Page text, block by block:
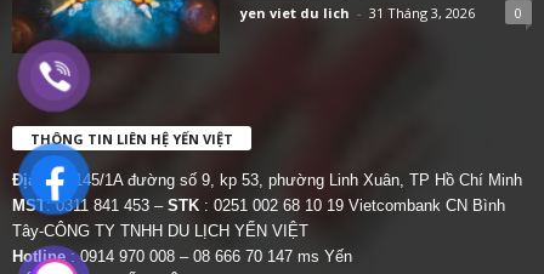
yen viet du lich - 31 Tháng 3, 2026 0
THÔNG TIN LIÊN HỆ YẾN VIỆT
Địa chỉ:
145/1A đường số 9, kp 53, phường Linh Xuân, TP Hồ Chí Minh
MST: 0311 841 453 – STK : 0251 002 68 10 19 Vietcombank CN Bình
Tây-CÔNG TY TNHH DU LỊCH YẾN VIỆT
Hotline : 0914 970 008 – 08 666 70 147 ms Yến